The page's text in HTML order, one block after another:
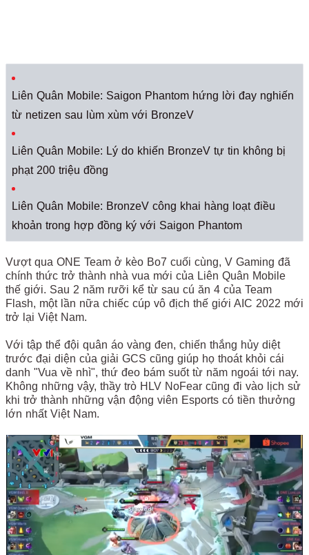
Liên Quân Mobile: Saigon Phantom hứng lời đay nghiến
từ netizen sau lùm xùm với BronzeV
Liên Quân Mobile: Lý do khiến BronzeV tự tin không bị
phạt 200 triệu đồng
Liên Quân Mobile: BronzeV công khai hàng loạt điều
khoản trong hợp đồng ký với Saigon Phantom
Vượt qua ONE Team ở kèo Bo7 cuối cùng, V Gaming đã
chính thức trở thành nhà vua mới của Liên Quân Mobile
thế giới. Sau 2 năm rưỡi kể từ sau cú ăn 4 của Team
Flash, một lần nữa chiếc cúp vô địch thế giới AIC 2022 mới
trở lại Việt Nam.
Với tập thể đội quân áo vàng đen, chiến thắng hủy diệt
trước đại diện của giải GCS cũng giúp họ thoát khỏi cái
danh "Vua về nhì", thứ đeo bám suốt từ năm ngoái tới nay.
Không những vậy, thầy trò HLV NoFear cũng đi vào lịch sử
khi trở thành những vận động viên Esports có tiền thưởng
lớn nhất Việt Nam.